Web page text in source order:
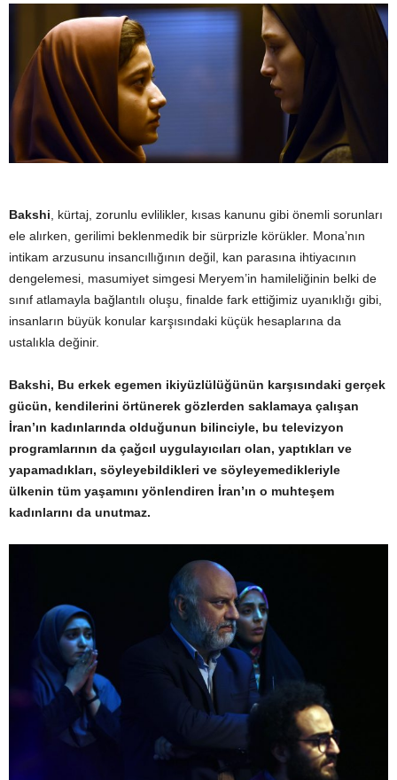
Bakshi , kürtaj, zorunlu evlilikler, kısas kanunu gibi önemli sorunları
ele alırken, gerilimi beklenmedik bir sürprizle körükler. Mona’nın
intikam arzusunu insancıllığının değil, kan parasına ihtiyacının
dengelemesi, masumiyet simgesi Meryem’in hamileliğinin belki de
sınıf atlamayla bağlantılı oluşu, finalde fark ettiğimiz uyanıklığı gibi,
insanların büyük konular karşısındaki küçük hesaplarına da
ustalıkla değinir.
Bakshi, Bu erkek egemen ikiyüzlülüğünün karşısındaki gerçek
gücün, kendilerini örtünerek gözlerden saklamaya çalışan
İran’ın kadınlarında olduğunun bilinciyle, bu televizyon
programlarının da çağcıl uygulayıcıları olan, yaptıkları ve
yapamadıkları, söyleyebildikleri ve söyleyemedikleriyle
ülkenin tüm yaşamını yönlendiren İran’ın o muhteşem
kadınlarını da unutmaz.